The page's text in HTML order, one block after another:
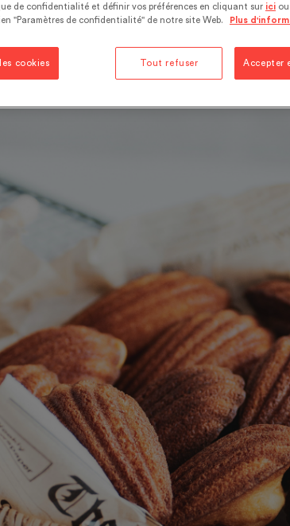
de confidentialité et définir vos préférences en cliquant sur ici
"Paramètres de confidentialité" de notre site Web.
Plus
Tout refuser Accepter
cookies